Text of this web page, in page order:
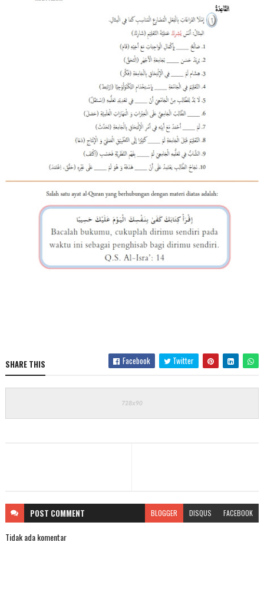
SHARE THIS Facebook Twitter
POST COMMENT BLOGGER DISQUS FACEBOOK
Tidak ada komentar